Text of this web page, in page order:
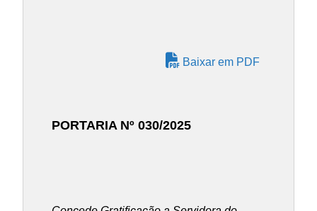
Baixar em PDF
PORTARIA Nº 030/2025